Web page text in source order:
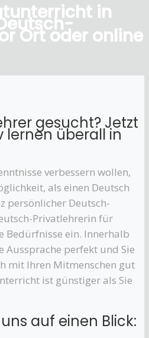
in
Ort oder online
gesucht? Jetzt
lernen überall in
verbessern wollen,
als einen Deutsch
persönlicher Deutsch-
Privatlehrerin für
Bedürfnisse ein. Innerhalb
Aussprache perfekt und Sie
mit Ihren Mitmenschen gut
ist günstiger als Sie
auf einen Blick: